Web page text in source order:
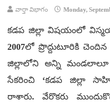
వార్తా విభాగం Monday,
కడప జిల్లా విషయంలో
2007లో ప్రొద్దుటూరికి
జిల్లాలోని అన్ని
సేకరించి ‘కడప జిల్లా
రాశారు. వేరొకరు